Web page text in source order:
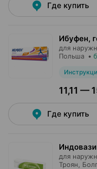
Где купить
Ибуфен,
для
Польша •
11,11 —
Где купить
для
Троян ,